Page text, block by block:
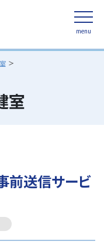
menu
短！室
前送信サービ